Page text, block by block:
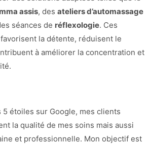
assis, des ateliers d’automassage
séances de réflexologie. Ces
la détente, réduisent le
à améliorer la concentration et
5 étoiles sur Google, mes clients
la qualité de mes soins mais aussi
et professionnelle. Mon objectif est